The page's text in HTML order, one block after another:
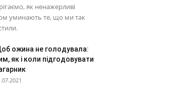
як ненажерливі
уминають те, що ми так
ожина не голодувала:
як і коли підгодовувати